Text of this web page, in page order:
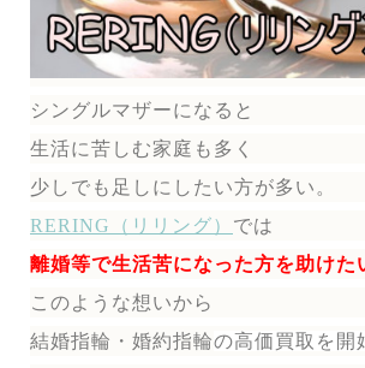
シングルマザーになると
生活に苦しむ家庭も多く
少しでも足しにしたい方が多い。
RERING（リリング） では
離婚等で生活苦になった方を助けた
このような想いから
結婚指輪・婚約指輪の高価買取を開